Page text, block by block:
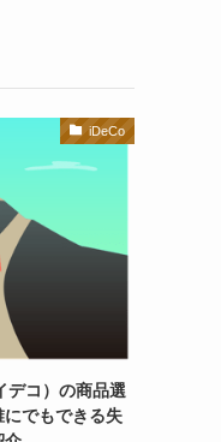
iDeCo
デコ）の商品選
でもできる失